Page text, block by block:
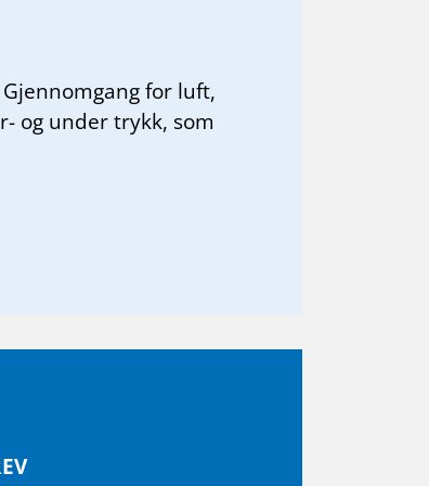
for luft,
og under trykk, som